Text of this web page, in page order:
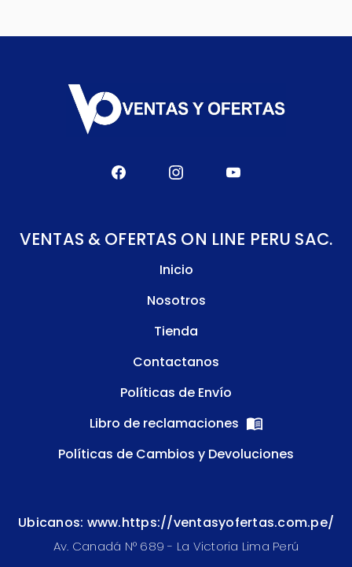
VENTAS & OFERTAS ON LINE PERU SAC.
Inicio
Nosotros
Tienda
Contactanos
Políticas de Envío
Libro de reclamaciones
Políticas de Cambios y Devoluciones
Ubicanos: www.https://ventasyofertas.com.pe/
Av. Canadá N° 689 - La Victoria Lima Perú